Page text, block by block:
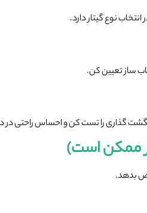
نوع گیتار دارد.
ساز تعیین کن.
گذاری را تست کن و احساس راحتی در
ممکن است)
بدهد.